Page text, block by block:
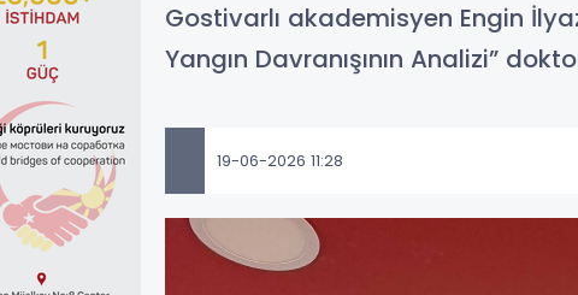
Gostivarlı akademisyen Engin
Yangın Davranışının Analizi”
19-06-2026 11:28